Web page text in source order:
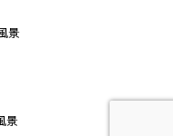
景
景